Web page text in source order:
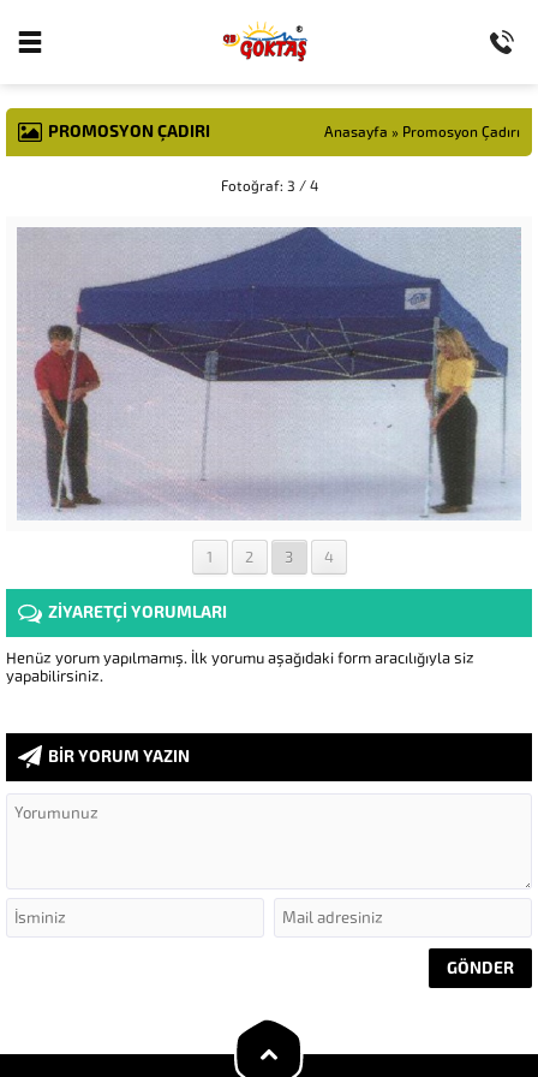
PROMOSYON ÇADIRI Anasayfa » Promosyon Çadırı
Fotoğraf: 3 / 4
1 2 3 4
ZİYARETÇİ YORUMLARI
Henüz yorum yapılmamış. İlk yorumu aşağıdaki form aracılığıyla siz
yapabilirsiniz.
BİR YORUM YAZIN